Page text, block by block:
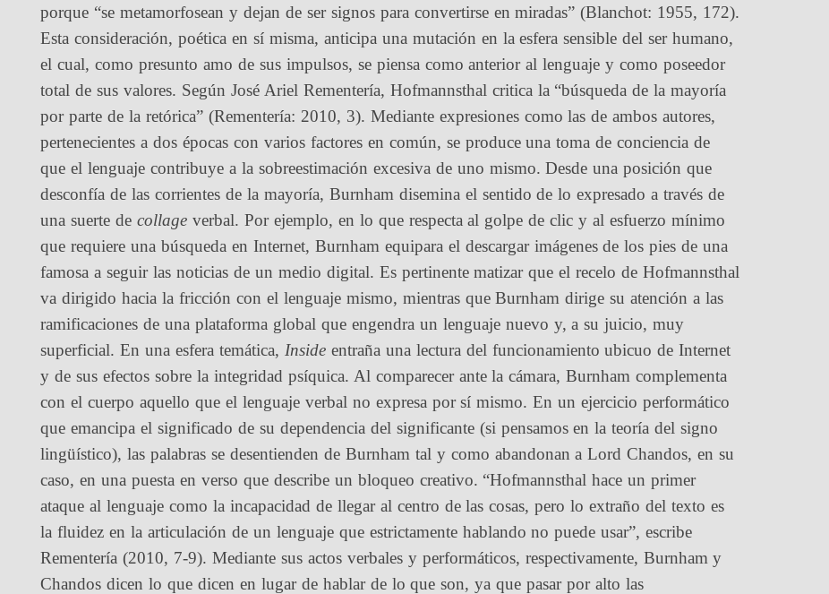
porque “se metamorfosean y dejan de ser signos para convertirse en miradas” (Blanchot: 1955, 172).
Esta consideración, poética en sí misma, anticipa una mutación en la esfera sensible del ser humano,
el cual, como presunto amo de sus impulsos, se piensa como anterior al lenguaje y como poseedor
total de sus valores. Según José Ariel Rementería, Hofmannsthal critica la “búsqueda de la mayoría
por parte de la retórica” (Rementería: 2010, 3). Mediante expresiones como las de ambos autores,
pertenecientes a dos épocas con varios factores en común, se produce una toma de conciencia de
que el lenguaje contribuye a la sobreestimación excesiva de uno mismo. Desde una posición que
desconfía de las corrientes de la mayoría, Burnham disemina el sentido de lo expresado a través de
una suerte de collage verbal. Por ejemplo, en lo que respecta al golpe de clic y al esfuerzo mínimo
que requiere una búsqueda en Internet, Burnham equipara el descargar imágenes de los pies de una
famosa a seguir las noticias de un medio digital. Es pertinente matizar que el recelo de Hofmannsthal
va dirigido hacia la fricción con el lenguaje mismo, mientras que Burnham dirige su atención a las
ramificaciones de una plataforma global que engendra un lenguaje nuevo y, a su juicio, muy
superficial. En una esfera temática, Insideentraña una lectura del funcionamiento ubicuo de Internet
y de sus efectos sobre la integridad psíquica. Al comparecer ante la cámara, Burnham complementa
con el cuerpo aquello que el lenguaje verbal no expresa por sí mismo. En un ejercicio performático
que emancipa el significado de su dependencia del significante (si pensamos en la teoría del signo
lingüístico), las palabras se desentienden de Burnham tal y como abandonan a Lord Chandos, en su
caso, en una puesta en verso que describe un bloqueo creativo. “Hofmannsthal hace un primer
ataque al lenguaje como la incapacidad de llegar al centro de las cosas, pero lo extraño del texto es
la fluidez en la articulación de un lenguaje que estrictamente hablando no puede usar”, escribe
Rementería (2010, 7-9). Mediante sus actos verbales y performáticos, respectivamente, Burnham y
Chandos dicen lo que dicen en lugar de hablar de lo que son, ya que pasar por alto las